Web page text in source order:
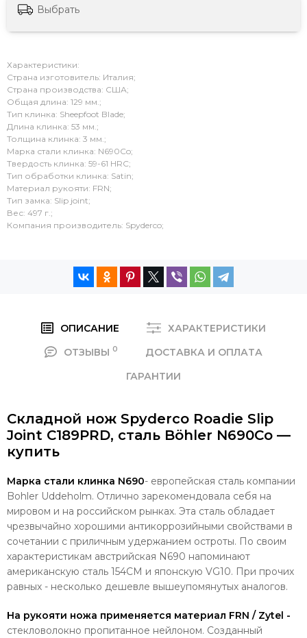
Выбрать
Характеристики:
Страна изготовитель: Италия;
Страна производства: США;
Общая длина: 129 мм.;
Тип клинка: Sheepfoot Blade;
Длина клинка: 53 мм.;
Толщина клинка: 3 мм.;
Марка стали клинка: N690Co;
Твердость клинка: 59-61 HRC;
Тип обработки клинка: Satin;
Материал рукояти: FRN;
Тип замка: Slip joint;
Вес: 497 г.;
Компания производитель: Spyderco;
ОПИСАНИЕ
ХАРАКТЕРИСТИКИ
ОТЗЫВЫ 0
ДОСТАВКА И ОПЛАТА
ГАРАНТИИ
Складной нож Spyderco Roadie Slip
Joint C189PRD, сталь Böhler N690Co —
купить
Марка стали клинка N690- европейская сталь компании
Bohler Uddeholm. Отлично зарекомендовала себя на
мировом и на российском рынках. Эта сталь обладает
чрезвычайно хорошими антикоррозийными свойствами в
сочетании с приличным удержанием остроты. По своим
характеристикам австрийская N690 напоминают
американскую сталь 154СМ и японскую VG10. При прочих
равных - несколько дешевле вышеупомянутых аналогов.
На рукояти ножа применяется материал FRN / Zytel -
стекловолокно пропитанное нейлоном. Созданный